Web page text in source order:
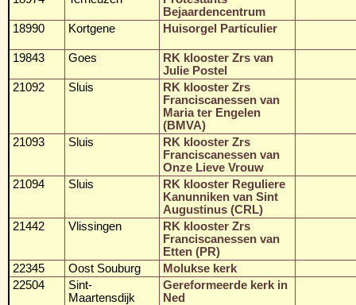
Bejaardencentrum
18990
Kortgene Huisorgel Particulier
19843 Goes
RK klooster Zrs van
Julie Postel
21092
Sluis
RK klooster Zrs
Franciscanessen van
Maria ter Engelen
(BMVA)
21093
Sluis
RK klooster Zrs
Franciscanessen van
Onze Lieve Vrouw
21094
Sluis
RK klooster Reguliere
Kanunniken van Sint
Augustinus (CRL)
21442
Vlissingen
RK klooster Zrs
Franciscanessen van
Etten (PR)
22345
Oost Souburg
Molukse kerk
22504
Sint-
Maartensdijk
Gereformeerde kerk in
Ned